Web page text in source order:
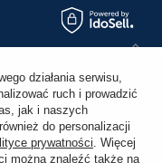
działania serwisu,
ruch i prowadzić
jak i naszych
do personalizacji
prywatności. Więcej
można znaleźć także na